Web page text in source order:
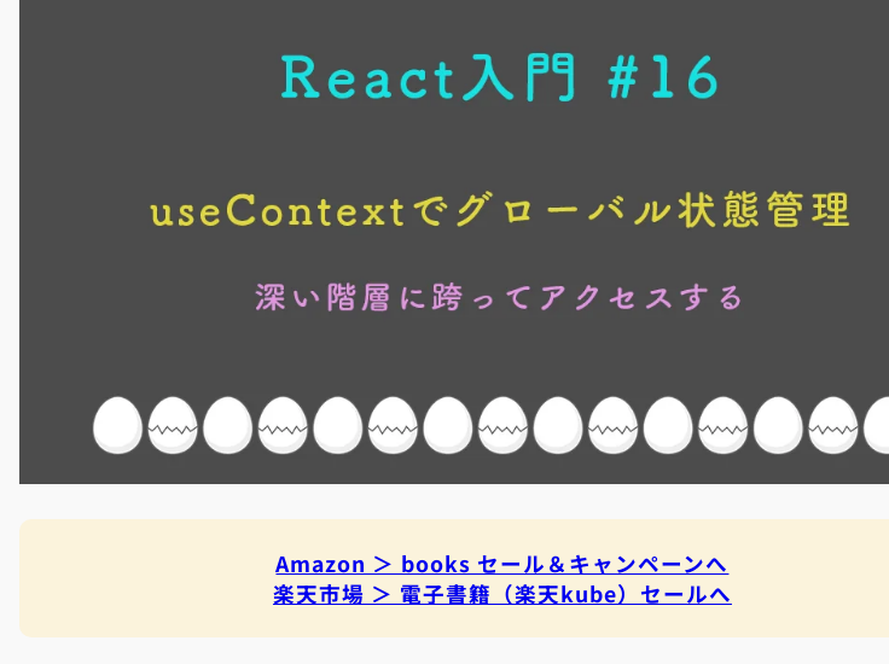
Amazon ＞ books セール＆キャンペーンへ
楽天市場 ＞ 電子書籍（楽天kube）セールへ